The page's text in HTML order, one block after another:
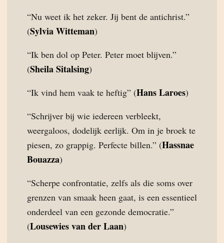
“Nu weet ik het zeker. Jij bent de antichrist.”
(Sylvia Witteman)
“Ik ben dol op Peter. Peter moet blijven.”
(Sheila Sitalsing)
“Ik vind hem vaak te heftig” (Hans Laroes)
“Schrijver bij wie iedereen verbleekt,
weergaloos, dodelijk eerlijk. Om in je broek te
piesen, zo grappig. Perfecte billen.” (Hassnae
Bouazza)
“Scherpe confrontatie, zelfs als die soms over
grenzen van smaak heen gaat, is een essentieel
onderdeel van een gezonde democratie.”
(Lousewies van der Laan)